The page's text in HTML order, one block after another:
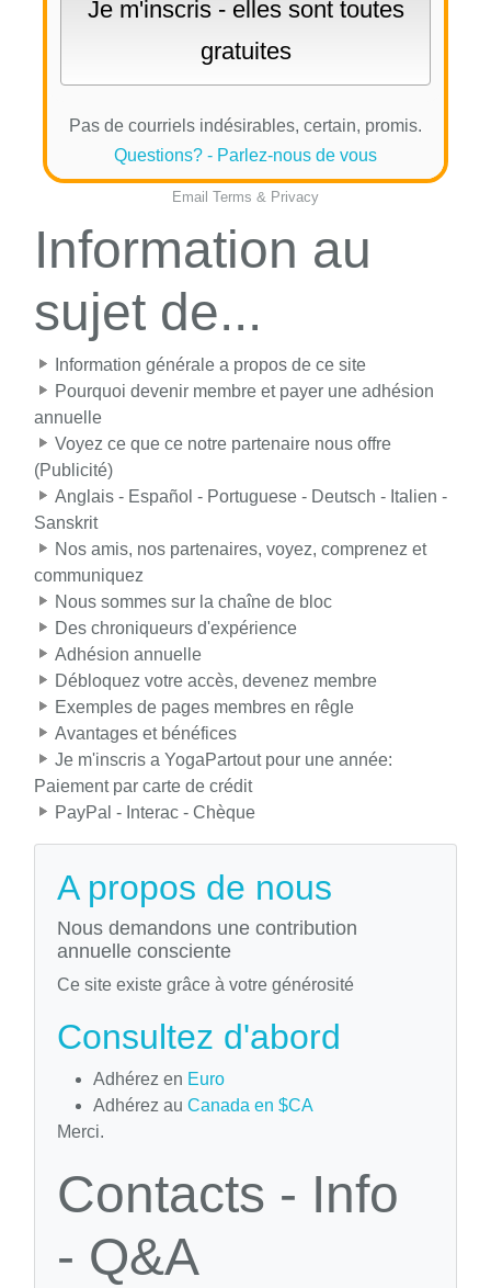
Pas de courriels indésirables, certain, promis.
Questions? - Parlez-nous de vous
Email Terms & Privacy
Information au
sujet de...
Information générale a propos de ce site
Pourquoi devenir membre et payer une adhésion
annuelle
Voyez ce que ce notre partenaire nous offre
(Publicité)
Anglais - Español - Portuguese - Deutsch - Italien -
Sanskrit
Nos amis, nos partenaires, voyez, comprenez et
communiquez
Nous sommes sur la chaîne de bloc
Des chroniqueurs d'expérience
Adhésion annuelle
Débloquez votre accès, devenez membre
Exemples de pages membres en rêgle
Avantages et bénéfices
Je m'inscris a YogaPartout pour une année:
Paiement par carte de crédit
PayPal - Interac - Chèque
A propos de nous
Nous demandons une contribution
annuelle consciente
Ce site existe grâce à votre générosité
Consultez d'abord
Adhérez en Euro
Adhérez au Canada en $CA
Merci.
Contacts - Info
- Q&A